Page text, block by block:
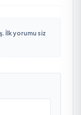
İlk yorumu siz